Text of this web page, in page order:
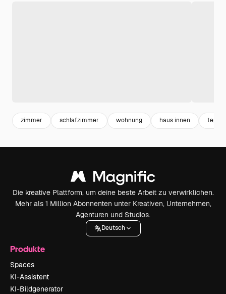
zimmer schlafzimmer wohnung haus innen
Die kreative Plattform, um deine beste Arbeit zu verwirklichen.
Mehr als 1 Million Abonnenten unter Kreativen, Unternehmen,
Agenturen und Studios.
Deutsch
Produkte
Spaces
KI-Assistent
KI-Bildgenerator